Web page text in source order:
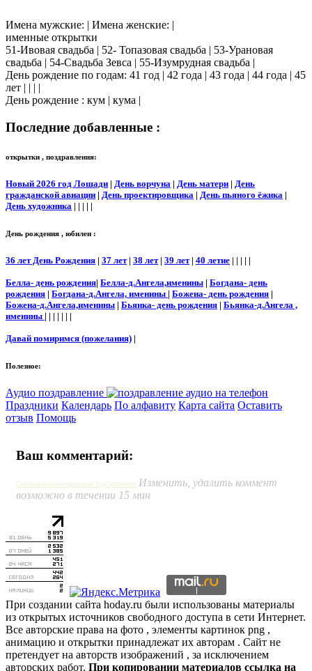
Имена мужские: | Имена женские: |
именные открытки
51-Ивовая свадьба | 52- Топазовая свадьба | 53-Урановая
свадьба | 54-Свадьба Зевса | 55-Изумрудная свадьба |
День рождение по годам: 41 год | 42 года | 43 года | 44 года | 45
лет | | | |
День рождение : кум | кума |
Последние добавленные :
открытки , поздравления:
Новый 2026 год Лошади | День ворчуна | День матери | День
гражданской авиации | День проектировщика | День пьяного ёжика |
День художника | | | | |
День рождения , юбилеи :
36 лет День Рождения | 37 лет| 38 лет| 39 лет| 40 летие | | | | |
Белла- день рождения| Белла-д.Ангела,именины | Богдана- день
рождения | Богдана-д.Ангела, именины | Божена- день рождения |
Божена-д.Ангела,именины | Бьянка- день рождения | Бьянка-д.Ангела ,
именины | | | | | | |
Давай помиримся (пожелания) |
Полезное:
Аудио поздравление
Праздники Календарь По алфавиту Карта сайта Оставить
отзыв Помощь
Ваш комментарий:
Система комментирования SigComments Изменить, удалить коммент
возможно в течении 15 мин
При создании сайта hoday.ru были использованы материалы
из открытых источников свободного доступа в сети Интернет.
Все авторские права на фото , элементы картинок png ,
анимацию и открытки принадлежат их авторам . Сайт не
претендует на авторств изображений , за исключением
авторских работ. При копировании материалов ссылка на